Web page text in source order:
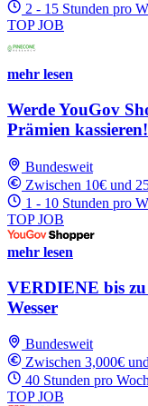
2 - 15 Stunden pro
TOP JOB
mehr lesen
Werde YouGov
Prämien kassieren!
Bundesweit
Zwischen 10€ und
1 - 10 Stunden pro
TOP JOB
mehr lesen
VERDIENE bis
Wesser
Bundesweit
Zwischen 3,000€
40 Stunden pro
TOP JOB